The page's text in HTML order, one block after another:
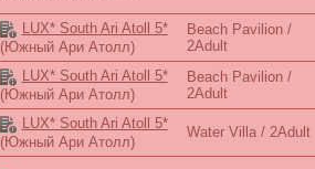
LUX* South Ari Atoll 5*
(Южный Ари Атолл)
Beach Pavilion /
2Adult
LUX* South Ari Atoll 5*
(Южный Ари Атолл)
Beach Pavilion /
2Adult
LUX* South Ari Atoll 5*
(Южный Ари Атолл)
Water Villa / 2Adult